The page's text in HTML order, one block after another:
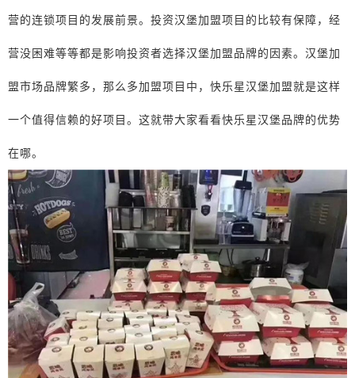
营的连锁项目的发展前景。投资汉堡加盟项目的比较有保障，经
营没困难等等都是影响投资者选择汉堡加盟品牌的因素。汉堡加
盟市场品牌繁多，那么多加盟项目中，快乐星汉堡加盟就是这样
一个值得信赖的好项目。这就带大家看看快乐星汉堡品牌的优势
在哪。